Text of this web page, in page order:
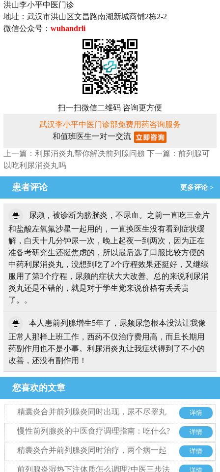
洪山李小平中医门诊
地址：武汉市洪山区文昌路南湖新城商铺2栋2-2
微信公众号： wuhandrli
扫一扫微信二维码 咨询更方便
武汉李小平中医门诊部免费用药咨询服务
和值班医生一对一交流
上一篇：利尿消炎丸帮你解决前列腺问题 下一篇：前列腺可
以吃利尿消炎丸吗
患者评论 更多评论 >
尿频，被诊断为膀胱炎，不尿血。之前一直吃三金片
和盐酸左氧氟沙星一起用的，一直换医生没有看到症状缓
解，白天十几分钟尿一次，晚上起夜一到两次，因为正在
准备考研究生还挺焦虑的，所以最后选了口服比较方便的
中药利尿消炎丸，没想到吃了2个疗程效果还挺好，又继续
服用了第3个疗程，尿频的症状大大改善。总的来说利尿消
炎丸还是不错的，就是对于学生党来说价格有丢丢贵
了。。
本人患前列腺增生5年了，尿频尿急根本没法让我像
正常人那样上班工作，西药不仅治疗费用高，而且长期用
药副作用也不是小事。利尿消炎丸让我症状得到了不小的
改善，还没有副作用！
您喜欢的文章
精囊炎合并前列腺炎同时出现，尿不尽睾丸
胀痛到底该怎么办?
详情
慢性前列腺炎的中医食疗调理指南：吃什么?
忌什么?
详情
精囊炎合并前列腺炎同时治疗，两个病一起
来从哪里入手
详情
前列腺炎湿热下注体质怎么调理?中医三步法 详情